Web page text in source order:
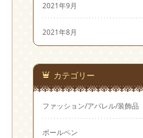
2021年9月
2021年8月
カテゴリー
ファッション/アパレル/装飾品
ボールペン